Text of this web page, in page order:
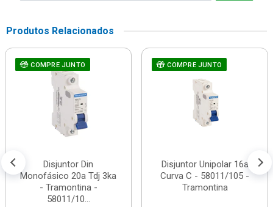
Produtos Relacionados
COMPRE JUNTO
Disjuntor Din
Monofásico 20a Tdj 3ka
- Tramontina -
58011/10...
COMPRE JUNTO
Disjuntor Unipolar 16a
Curva C - 58011/105 -
Tramontina